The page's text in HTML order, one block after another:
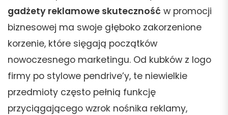
gadżety reklamowe skuteczność w promocji
biznesowej ma swoje głęboko zakorzenione
korzenie, które sięgają początków
nowoczesnego marketingu. Od kubków z logo
firmy po stylowe pendrive’y, te niewielkie
przedmioty często pełnią funkcję
przyciągającego wzrok nośnika reklamy,